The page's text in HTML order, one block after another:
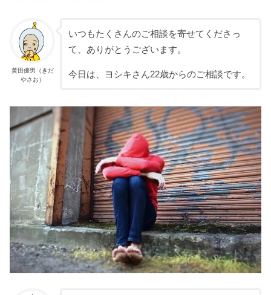
黄田優男（きだ
やさお）
いつもたくさんのご相談を寄せてくださっ
て、ありがとうございます。
今日は、ヨシキさん22歳からのご相談です。